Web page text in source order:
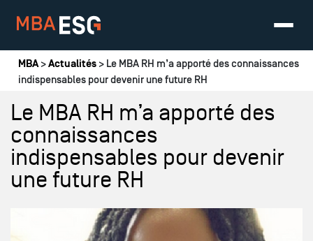
Vous êtes ici
MBA>Actualités > Le MBA RH m’a apporté des connaissances
indispensables pour devenir une future RH
Le MBA RH m’a apporté des
connaissances
indispensables pour devenir
une future RH